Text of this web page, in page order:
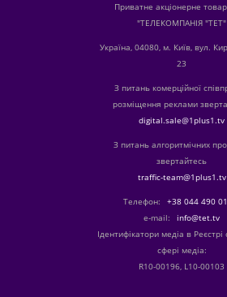
Приватне акціонерне
"ТЕЛЕКОМПАНІЯ "ТЕТ"
Україна, 04080, м. Київ, вул.
23
З питань комерційної
розміщення реклами
digital.sale@1plus1.tv
З питань алгоритмічних
звертайтесь
traffic-team@1plus1.tv
Телефон:
+38 044 490
е-mail:
info@tet.tv
Ідентифікатори медіа в Реєстрі
сфері медіа:
R10-00196, L10-00103